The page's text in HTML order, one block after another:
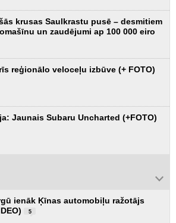
krusas Saulkrastu pusē – desmitiem
un zaudējumi ap 100 000 eiro
reģionālo veloceļu izbūve (+ FOTO)
Jaunais Subaru Uncharted (+FOTO)
ienāk Ķīnas automobiļu ražotājs
5